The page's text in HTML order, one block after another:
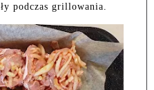
podczas grillowania.